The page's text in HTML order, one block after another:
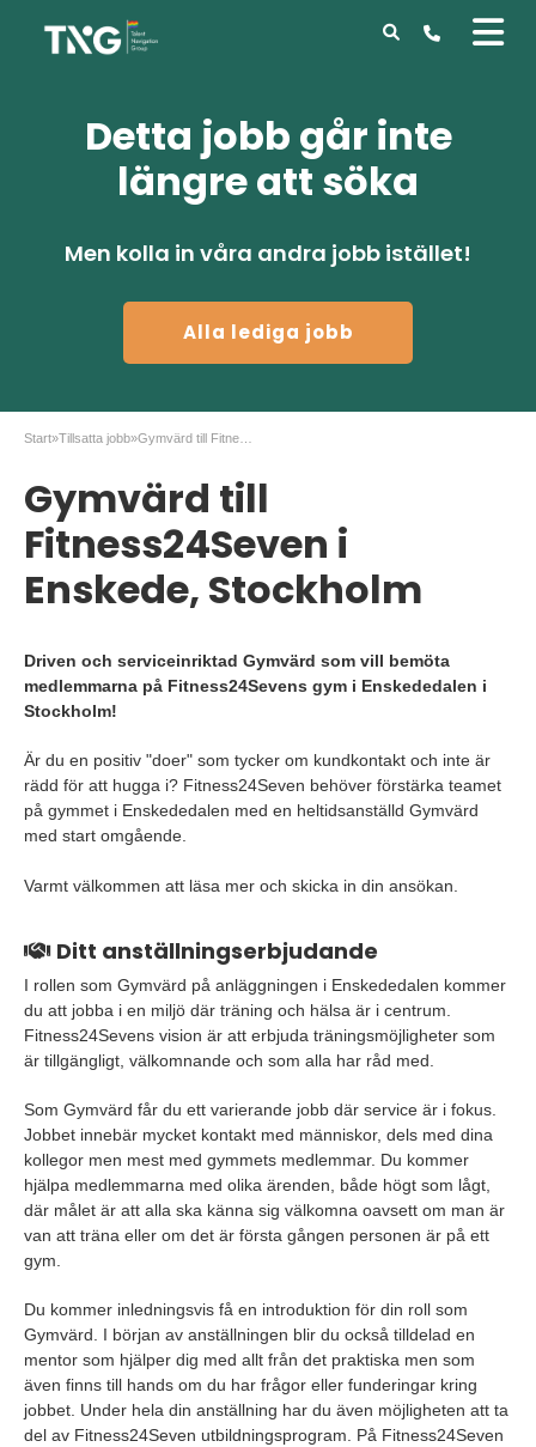
Detta jobb går inte
längre att söka
Men kolla in våra andra jobb istället!
Alla lediga jobb
Start»Tillsatta jobb»
Gymvärd till
Fitness24Seven i
Enskede, Stockholm
Driven och serviceinriktad Gymvärd som vill bemöta
medlemmarna på Fitness24Sevens gym i Enskededalen i
Stockholm!
Är du en positiv "doer" som tycker om kundkontakt och inte är
rädd för att hugga i? Fitness24Seven behöver förstärka teamet
på gymmet i Enskededalen med en heltidsanställd Gymvärd
med start omgående.
Varmt välkommen att läsa mer och skicka in din ansökan.
Ditt anställningserbjudande
I rollen som Gymvärd på anläggningen i Enskededalen kommer
du att jobba i en miljö där träning och hälsa är i centrum.
Fitness24Sevens vision är att erbjuda träningsmöjligheter som
är tillgängligt, välkomnande och som alla har råd med.
Som Gymvärd får du ett varierande jobb där service är i fokus.
Jobbet innebär mycket kontakt med människor, dels med dina
kollegor men mest med gymmets medlemmar. Du kommer
hjälpa medlemmarna med olika ärenden, både högt som lågt,
där målet är att alla ska känna sig välkomna oavsett om man är
van att träna eller om det är första gången personen är på ett
gym.
Du kommer inledningsvis få en introduktion för din roll som
Gymvärd. I början av anställningen blir du också tilldelad en
mentor som hjälper dig med allt från det praktiska men som
även finns till hands om du har frågor eller funderingar kring
jobbet. Under hela din anställning har du även möjligheten att ta
del av Fitness24Seven utbildningsprogram. På Fitness24Seven